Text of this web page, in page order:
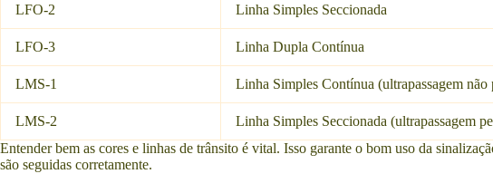
LFO-2 Linha Simples Seccionada
LFO-3 Linha Dupla Contínua
LMS-1 Linha Simples Contínua (ultrapassagem não
LMS-2 Linha Simples Seccionada (ultrapassagem
Entender bem as cores e linhas de trânsito é vital. Isso garante o bom uso da
são seguidas corretamente.